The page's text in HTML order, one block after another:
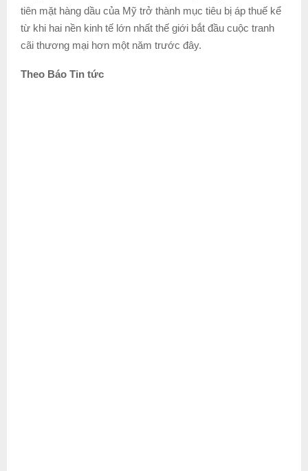
tiên mặt hàng dầu của Mỹ trở thành mục tiêu bị áp thuế kể
từ khi hai nền kinh tế lớn nhất thế giới bắt đầu cuộc tranh
cãi thương mại hơn một năm trước đây.
Theo Báo Tin tức